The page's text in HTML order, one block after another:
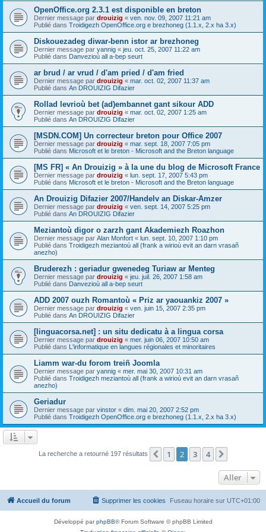
OpenOffice.org 2.3.1 est disponible en breton
Dernier message par drouizig « ven. nov. 09, 2007 11:21 am
Publié dans Troidigezh OpenOffice.org e brezhoneg (1.1.x, 2.x ha 3.x)
Diskouezadeg diwar-benn istor ar brezhoneg
Dernier message par yannig « jeu. oct. 25, 2007 11:22 am
Publié dans Danvezioù all a-bep seurt
ar brud / ar vrud / d'am pried / d'am fried
Dernier message par drouizig « mar. oct. 02, 2007 11:37 am
Publié dans An DROUIZIG Difazier
Rollad levrioù bet (ad)embannet gant sikour ADD
Dernier message par drouizig « mar. oct. 02, 2007 1:25 am
Publié dans An DROUIZIG Difazier
[MSDN.COM] Un correcteur breton pour Office 2007
Dernier message par drouizig « mar. sept. 18, 2007 7:05 pm
Publié dans Microsoft et le breton - Microsoft and the Breton language
[MS FR] « An Drouizig » à la une du blog de Microsoft France
Dernier message par drouizig « lun. sept. 17, 2007 5:43 pm
Publié dans Microsoft et le breton - Microsoft and the Breton language
An Drouizig Difazier 2007/Handelv an Diskar-Amzer
Dernier message par drouizig « ven. sept. 14, 2007 5:25 pm
Publié dans An DROUIZIG Difazier
Meziantoù digor o zarzh gant Akademiezh Roazhon
Dernier message par Alan Monfort « lun. sept. 10, 2007 1:10 pm
Publié dans Troidigezh meziantoù all (frank a wirioù evit an darn vrasañ
anezho)
Bruderezh : geriadur gwenedeg Turiaw ar Menteg
Dernier message par drouizig « jeu. juil. 26, 2007 1:58 am
Publié dans Danvezioù all a-bep seurt
ADD 2007 ouzh Romantoù « Priz ar yaouankiz 2007 »
Dernier message par drouizig « ven. juin 15, 2007 2:35 pm
Publié dans An DROUIZIG Difazier
[linguacorsa.net] : un situ dedicatu à a lingua corsa
Dernier message par drouizig « mer. juin 06, 2007 10:50 am
Publié dans L'informatique en langues régionales et minoritaires
Liamm war-du forom treiñ Joomla
Dernier message par yannig « mer. mai 30, 2007 10:31 am
Publié dans Troidigezh meziantoù all (frank a wirioù evit an darn vrasañ
anezho)
Geriadur
Dernier message par vinstor « dim. mai 20, 2007 2:52 pm
Publié dans Troidigezh OpenOffice.org e brezhoneg (1.1.x, 2.x ha 3.x)
La recherche a retourné 197 résultats Précédent
1 2 3 4
Aller
Accueil du forum Fuseau horaire sur UTC+01:00
Supprimer les cookies
Développé parphpBB® Forum Software © phpBB Limited